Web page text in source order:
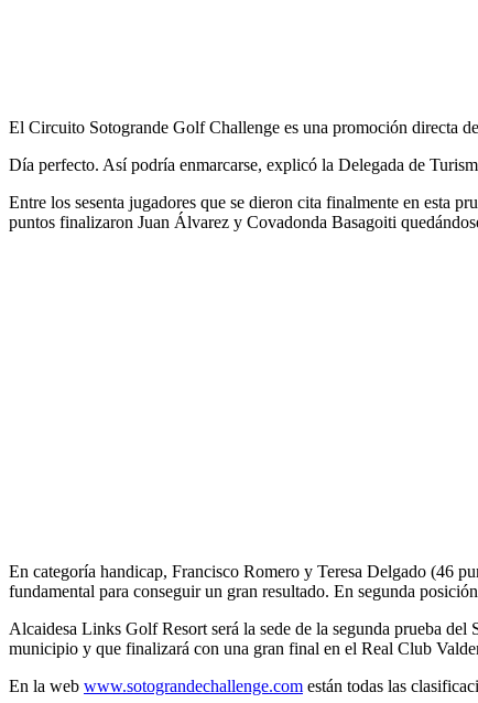
El Circuito Sotogrande Golf Challenge es una promoción directa
Día perfecto. Así podría enmarcarse, explicó la Delegada de
Entre los sesenta jugadores que se dieron cita finalmente en esta
puntos finalizaron Juan Álvarez y Covadonda Basagoiti
En categoría handicap, Francisco Romero y Teresa Delgado (46
fundamental para conseguir un gran resultado. En segunda
Alcaidesa Links Golf Resort será la sede de la segunda prueba
municipio y que finalizará con una gran final en el Real Club
En la web www.sotograndechallenge.com están todas las